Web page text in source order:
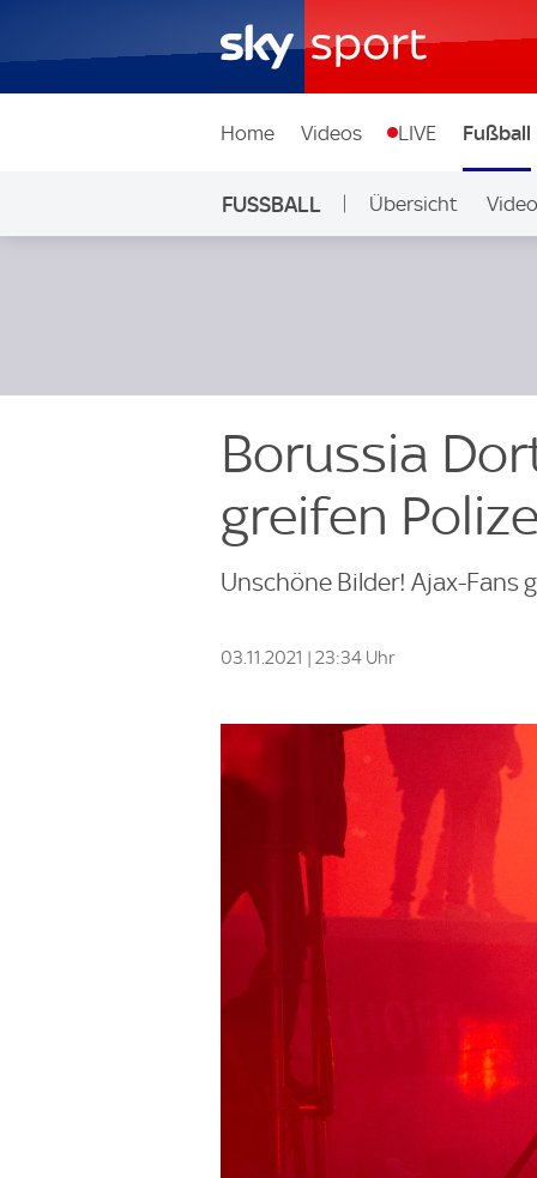
Home Videos LIVE Fußball
FUSSBALL Übersicht
Borussia
greifen
Unschöne Bilder! Ajax-Fans
03.11.2021 | 23:34 Uhr